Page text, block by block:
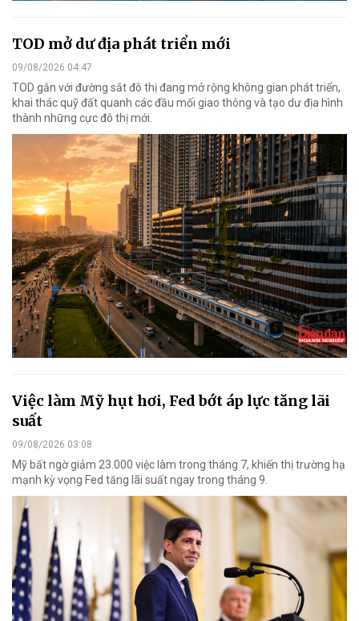
TOD mở dư địa phát triển mới
09/08/2026 04:47
TOD gắn với đường sắt đô thị đang mở rộng không gian phát triển,
khai thác quỹ đất quanh các đầu mối giao thông và tạo dư địa hình
thành những cực đô thị mới.
Việc làm Mỹ hụt hơi, Fed bớt áp lực tăng lãi
suất
09/08/2026 03:08
Mỹ bất ngờ giảm 23.000 việc làm trong tháng 7, khiến thị trường hạ
mạnh kỳ vọng Fed tăng lãi suất ngay trong tháng 9.